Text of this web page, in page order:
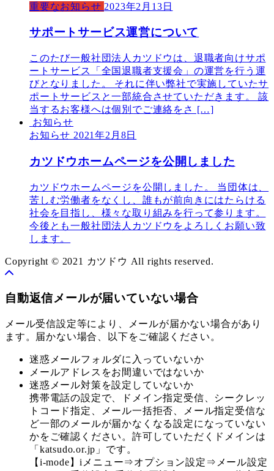
重要なお知らせ 2023年2月13日
サポートサービス運営について
このたび一般社団法人カツドウは、退職者向けサポ
ートサービス「全国退職者支援会」の運営を行う運
びとなりました。 それに伴い弊社で実施していたサ
ポートサービスと一部統合させていただきます。 該
当するお客様へは個別でご連絡をさ […]
お知らせ
お知らせ 2021年2月8日
カツドウホームページを公開しました
カツドウホームページを公開しました。 当団体は、
苦しむ労働者をなくし、誰もが前向きにはたらける
社会を目指し、様々な取り組みを行って参ります。
今後とも一般社団法人カツドウをよろしくお願い致
します。
Copyright © 2021 カツドウ All rights reserved.
自動返信メールが届いていない場合
メール受信設定等により、メールが届かない場合があり
ます。届かない場合、以下をご確認ください。
迷惑メールフォルダに入っていないか
メールアドレスをお間違いではないか
迷惑メール対策を設定していないか
携帯電話の設定で、ドメイン指定受信、シークレッ
トコード指定、メール一括拒否、メール指定受信な
ど一部のメールが届かなくなる設定になっていない
かをご確認ください。許可していただくドメインは
「katsudo.or.jp」です。
【i-mode】iメニュー⇒オプション設定⇒メール設定